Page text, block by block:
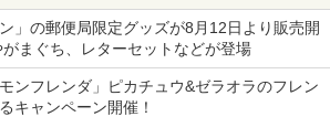
ップでは「大神 絶景版」が67%オフで990円
」の郵便局限定グッズが8月12日より販売開
まぐち、レターセットなどが登場
ンフレンダ」ピカチュウ&ゼラオラのフレン
キャンペーン開催！